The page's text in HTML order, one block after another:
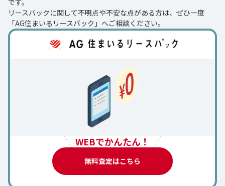
リースバックに関して不明点や不安な点がある方は、ぜひ一度
「AG住まいるリースバック」へご相談ください。
WEBでかんたん！
無料査定はこちら